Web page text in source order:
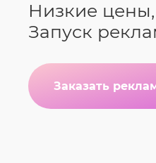
Низкие
Запуск
Заказать